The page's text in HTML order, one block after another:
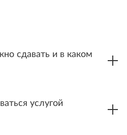
сдавать и в каком
услугой